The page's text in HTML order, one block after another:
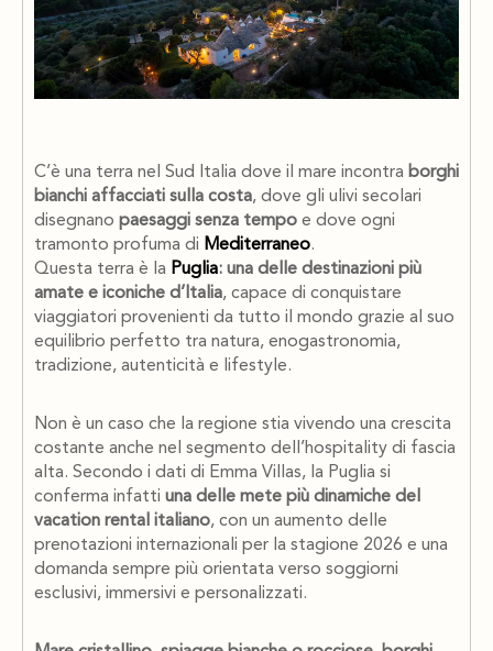
C’è una terra nel Sud Italia dove il mare incontra borghi
bianchi affacciati sulla costa, dove gli ulivi secolari
disegnano paesaggi senza tempo e dove ogni
tramonto profuma di Mediterraneo.
Questa terra è la Puglia: una delle destinazioni più
amate e iconiche d’Italia, capace di conquistare
viaggiatori provenienti da tutto il mondo grazie al suo
equilibrio perfetto tra natura, enogastronomia,
tradizione, autenticità e lifestyle.
Non è un caso che la regione stia vivendo una crescita
costante anche nel segmento dell’hospitality di fascia
alta. Secondo i dati di Emma Villas, la Puglia si
conferma infatti una delle mete più dinamiche del
vacation rental italiano, con un aumento delle
prenotazioni internazionali per la stagione 2026 e una
domanda sempre più orientata verso soggiorni
esclusivi, immersivi e personalizzati.